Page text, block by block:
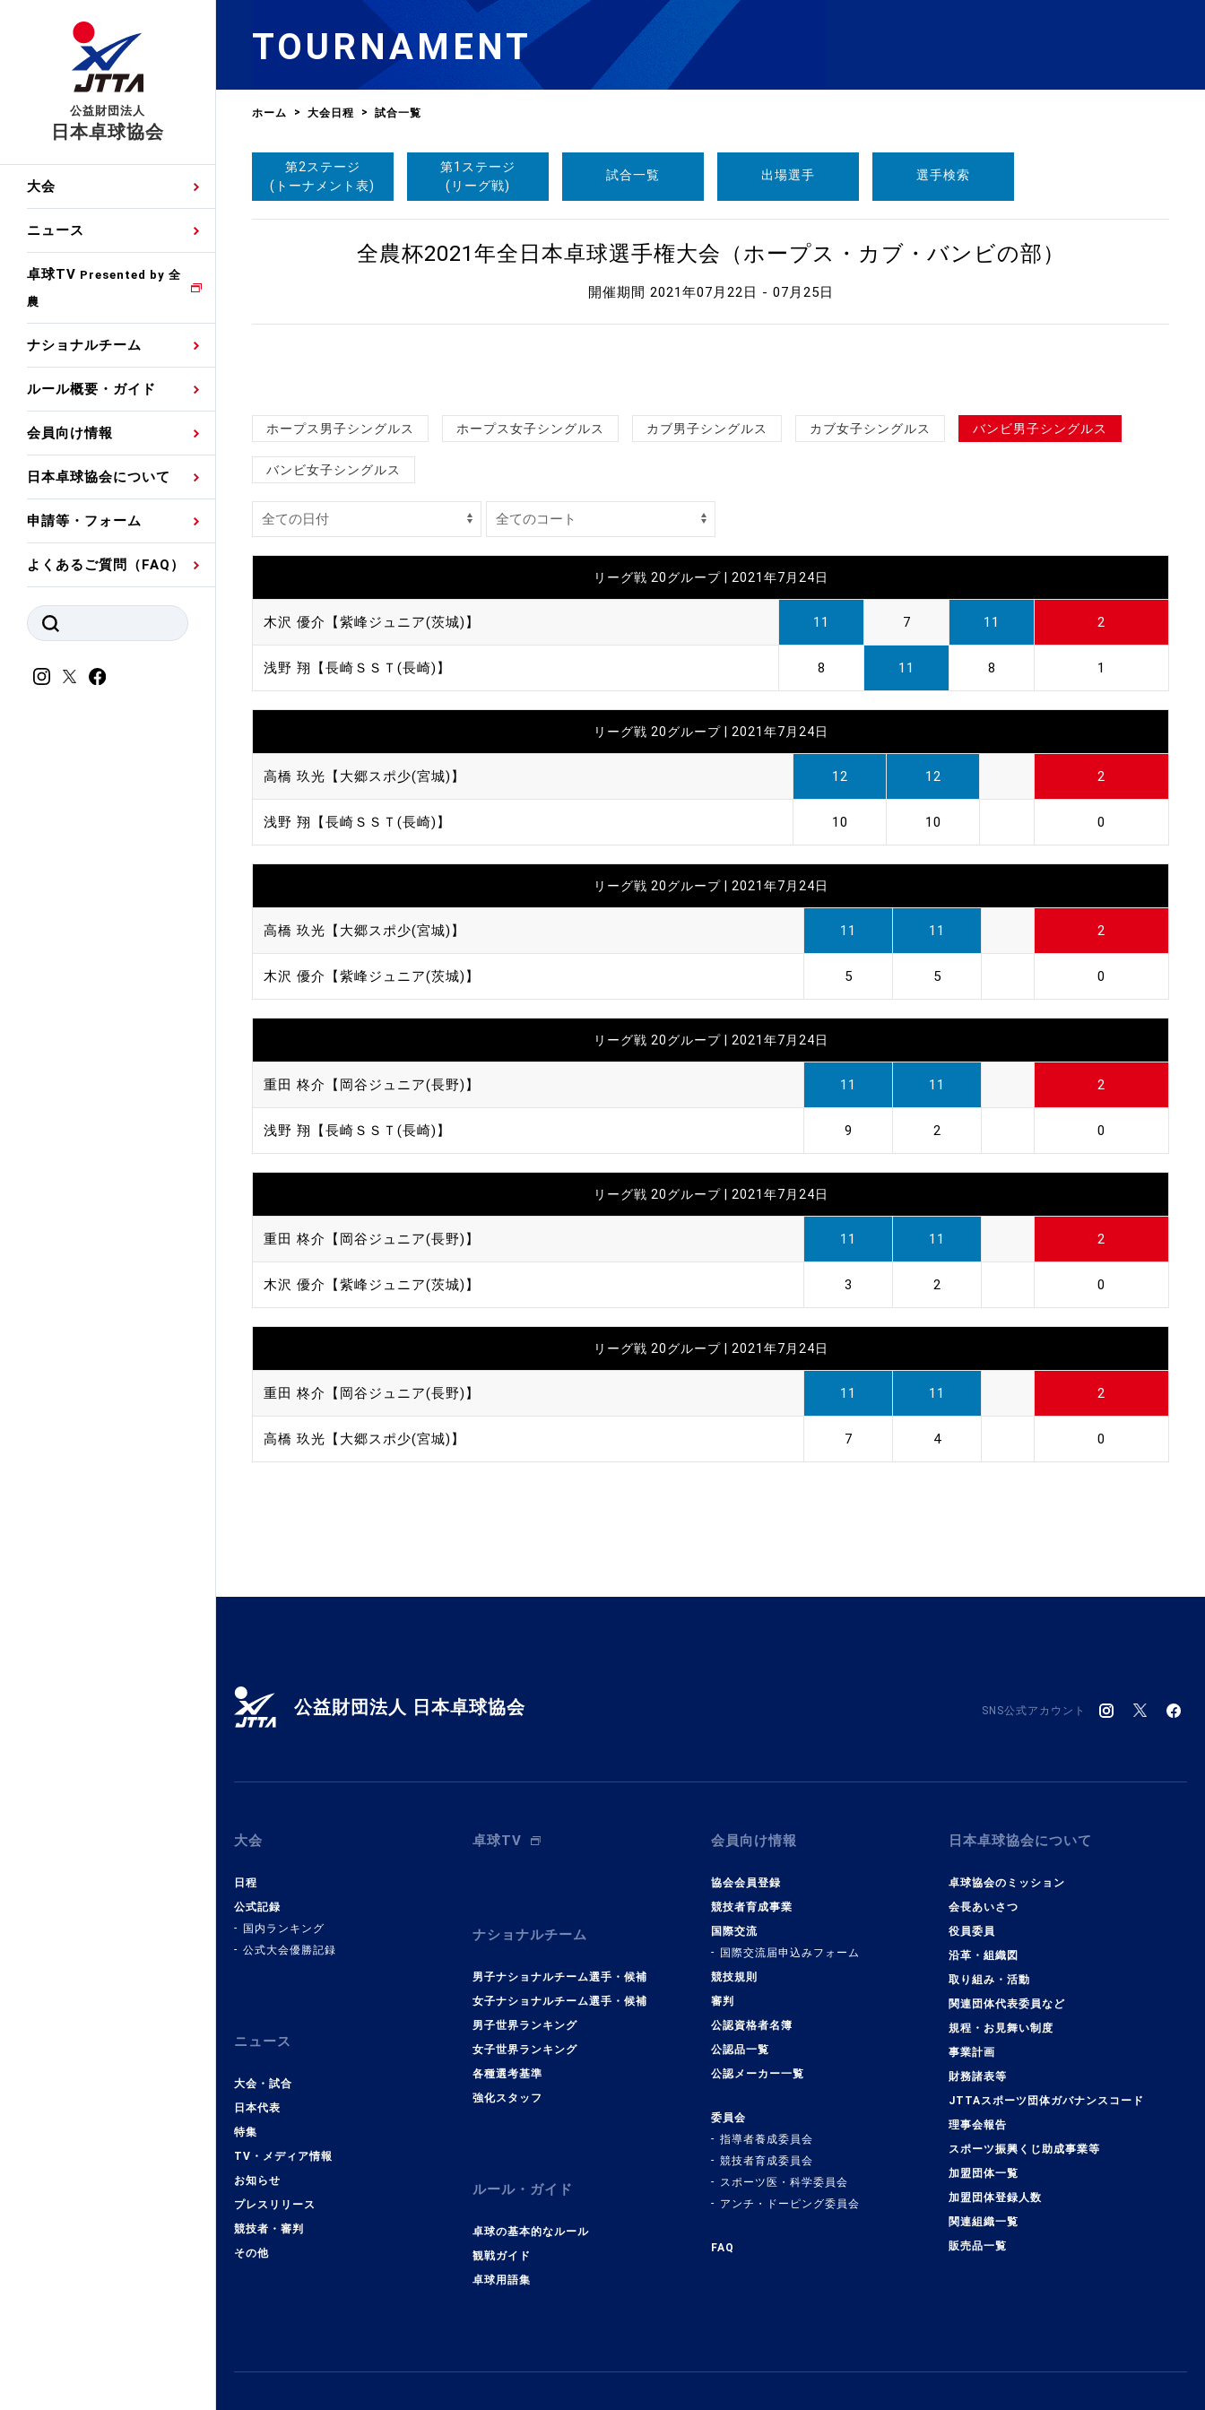
公益財団法人
日本卓球協会
大会 日程
ニュース
大会・試合
卓球TV Presented by 全
農
ナショナルチーム
男子ナショナルチーム選
手・候補
女子ナショナルチーム選
強化スタッフ
ルール概要・ガイド
卓球の基本的なルール
会員向け情報
協会会員登録
委員会
競技者育成委員会
スポーツ医・科学委員会
アンチ・ドーピング委員
日本卓球協会について
卓球協会のミッション
事業計画・事業報告
JTTAスポーツ団体ガバナ
ンスコード
理事会報告
販売品一覧
申請等・フォーム
国際交流届申込みフォーム
審判員ネームプレート制作
申込
よくあるご質問（FAQ）
TOURNAMENT
ホーム 大会日程 試合一覧
第2ステージ
(トーナメント表)
第1ステージ
(リーグ戦)
試合一覧 出場選手 選手検索
全農杯2021年全日本卓球選手権大会（ホープス・カブ・バンビの部）
開催期間 2021年07月22日 - 07月25日
ホープス男子シングルス ホープス女子シングルス カブ男子シングルス カブ女子シングルス バンビ男子シングルス
バンビ女子シングルス
リーグ戦 20グループ | 2021年7月24日
木沢 優介【紫峰ジュニア(茨城)】 11 7 11 2
浅野 翔【長崎ＳＳＴ(長崎)】 8 11 8 1
リーグ戦 20グループ | 2021年7月24日
高橋 玖光【大郷スポ少(宮城)】 12 12 2
浅野 翔【長崎ＳＳＴ(長崎)】 10 10 0
リーグ戦 20グループ | 2021年7月24日
高橋 玖光【大郷スポ少(宮城)】 11 11 2
木沢 優介【紫峰ジュニア(茨城)】 5 5 0
リーグ戦 20グループ | 2021年7月24日
重田 柊介【岡谷ジュニア(長野)】 11 11 2
浅野 翔【長崎ＳＳＴ(長崎)】 9 2 0
リーグ戦 20グループ | 2021年7月24日
重田 柊介【岡谷ジュニア(長野)】 11 11 2
木沢 優介【紫峰ジュニア(茨城)】 3 2 0
リーグ戦 20グループ | 2021年7月24日
重田 柊介【岡谷ジュニア(長野)】 11 11 2
高橋 玖光【大郷スポ少(宮城)】 7 4 0
公益財団法人 日本卓球協会 SNS公式アカウント
大会
日程
公式記録
国内ランキング
公式大会優勝記録
ニュース
大会・試合
日本代表
特集
TV・メディア情報
お知らせ
プレスリリース
競技者・審判
その他
卓球TV
ナショナルチーム
男子ナショナルチーム選手・候補
女子ナショナルチーム選手・候補
男子世界ランキング
女子世界ランキング
各種選考基準
強化スタッフ
ルール・ガイド
卓球の基本的なルール
観戦ガイド
卓球用語集
会員向け情報
協会会員登録
競技者育成事業
国際交流
国際交流届申込みフォーム
競技規則
審判
公認資格者名簿
公認品一覧
公認メーカー一覧
委員会
指導者養成委員会
競技者育成委員会
スポーツ医・科学委員会
アンチ・ドーピング委員会
FAQ
日本卓球協会について
卓球協会のミッション
会長あいさつ
役員委員
沿革・組織図
取り組み・活動
関連団体代表委員など
規程・お見舞い制度
事業計画
財務諸表等
JTTAスポーツ団体ガバナンスコード
理事会報告
スポーツ振興くじ助成事業等
加盟団体一覧
加盟団体登録人数
関連組織一覧
販売品一覧